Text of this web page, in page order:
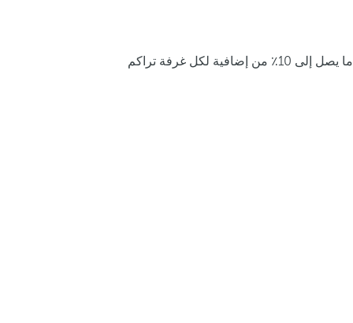
ما يصل إلى 10٪ من إضافية لكل غرفة تراكم